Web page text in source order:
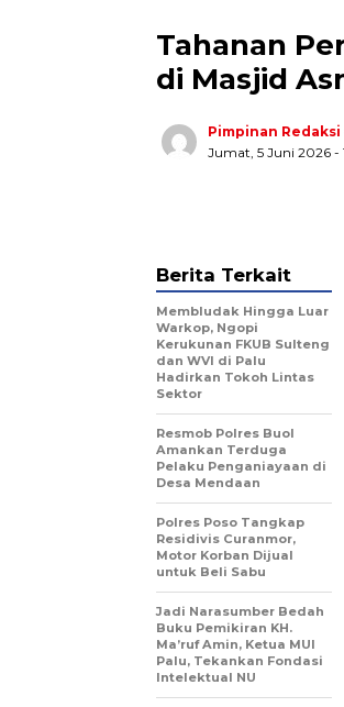
Tahanan
di Masjid
Pimpinan Redaksi
Jumat, 5 Juni 2026 -
Berita Terkait
Membludak Hingga Luar
Warkop, Ngopi
Kerukunan FKUB Sulteng
dan WVI di Palu
Hadirkan Tokoh Lintas
Sektor
Resmob Polres Buol
Amankan Terduga
Pelaku Penganiayaan di
Desa Mendaan
Polres Poso Tangkap
Residivis Curanmor,
Motor Korban Dijual
untuk Beli Sabu
Jadi Narasumber Bedah
Buku Pemikiran KH.
Ma’ruf Amin, Ketua MUI
Palu, Tekankan Fondasi
Intelektual NU